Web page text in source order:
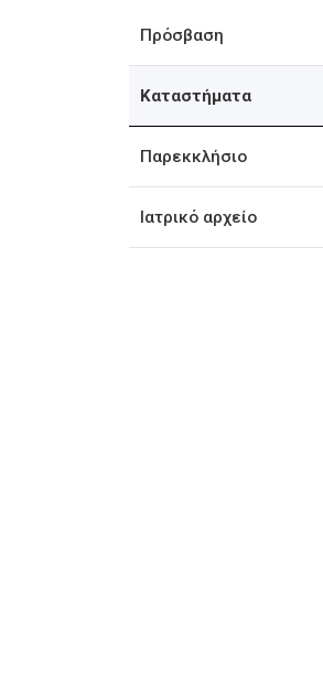
Πρόσβαση
Καταστήματα
Παρεκκλήσιο
Ιατρικό αρχείο